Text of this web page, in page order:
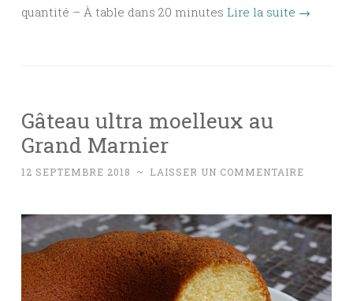
quantité – À table dans 20 minutes Lire la suite →
Gâteau ultra moelleux au
Grand Marnier
12 SEPTEMBRE 2018 ~ LAISSER UN COMMENTAIRE